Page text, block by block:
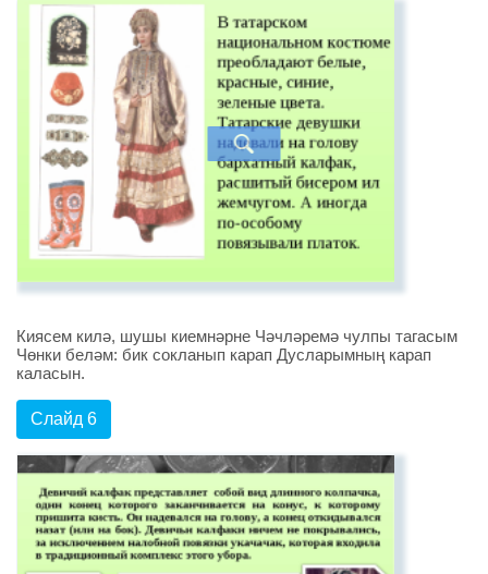
Киясем килә, шушы киемнәрне Чәчләремә чулпы тагасым
Чөнки беләм: бик сокланып карап Дусларымның карап
каласын.
Слайд 6